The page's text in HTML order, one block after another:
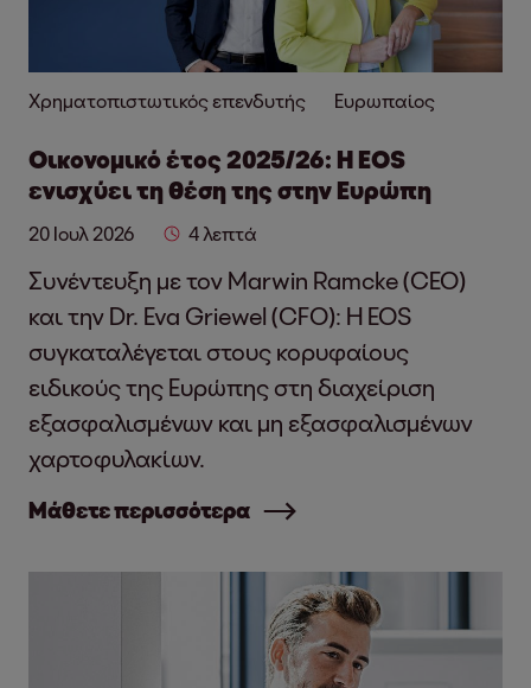
Χρηματοπιστωτικός επενδυτής Ευρωπαίος
Οικονομικό έτος 2025/26: Η EOS
ενισχύει τη θέση της στην Ευρώπη
20 Ιουλ 2026 4 λεπτά
Συνέντευξη με τον Marwin Ramcke (CEO)
και την Dr. Eva Griewel (CFO): Η EOS
συγκαταλέγεται στους κορυφαίους
ειδικούς της Ευρώπης στη διαχείριση
εξασφαλισμένων και μη εξασφαλισμένων
χαρτοφυλακίων.
Μάθετε περισσότερα